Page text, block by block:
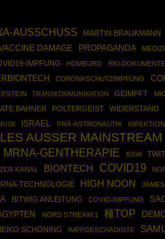
AUSSCHUSS MARTIN BRAUKMANN
DAMAGE PROPAGANDA
IMPFUNG HOMBURG RKI-DOKUMENTE
CORONASCHUTZIMPFUNG
TRANSKOMMUNIKATION GEIMPFT
BAHNER POLTERGEIST WIDERSTAND
ISRAEL PRÄ-ASTRONAUTIK
AUSSER MAINSTREAM
MRNA-GENTHERAPIE BSW
KANAL BIONTECH COVID19
TECHNOLOGIE HIGH NOON
BITWIG ANLEITUNG COVID-IMPFUNG
NORD STREAM 1 種TOP
SCHÖNING IMPFGESCHÄDIGTE